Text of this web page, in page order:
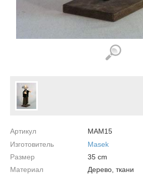
Артикул
MAM15
Изготовитель
Masek
Размер
35 cm
Материал
Дерево, ткани